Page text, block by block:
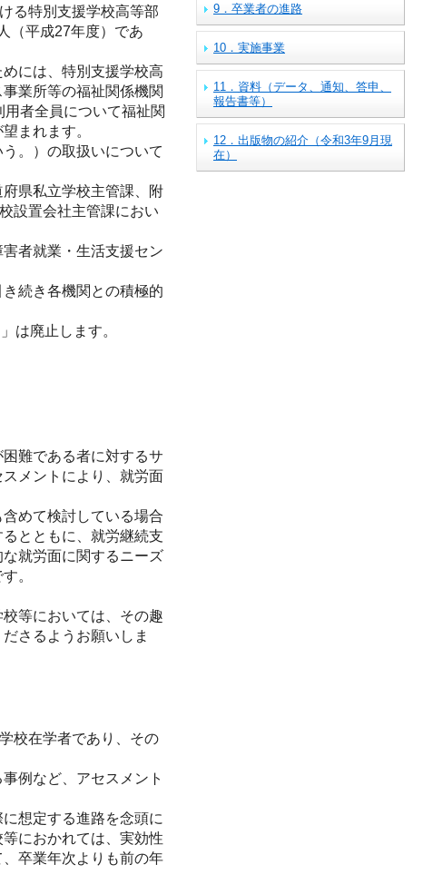
る特別支援学校高等部
（平成27年度）であ
には、特別支援学校高
業所等の福祉関係機関
者全員について福祉関
まれます。
。）の取扱いについて
県私立学校主管課、附
設置会社主管課におい
者就業・生活支援セン
続き各機関との積極的
は廃止します。
難である者に対するサ
メントにより、就労面
めて検討している場合
とともに、就労継続支
就労面に関するニーズ
。
等においては、その趣
さるようお願いしま
校在学者であり、その
例など、アセスメント
想定する進路を念頭に
におかれては、実効性
卒業年次よりも前の年
9．卒業者の進路
10．実施事業
11．資料（データ、通知、答申、
報告書等）
12．出版物の紹介（令和3年9月現
在）